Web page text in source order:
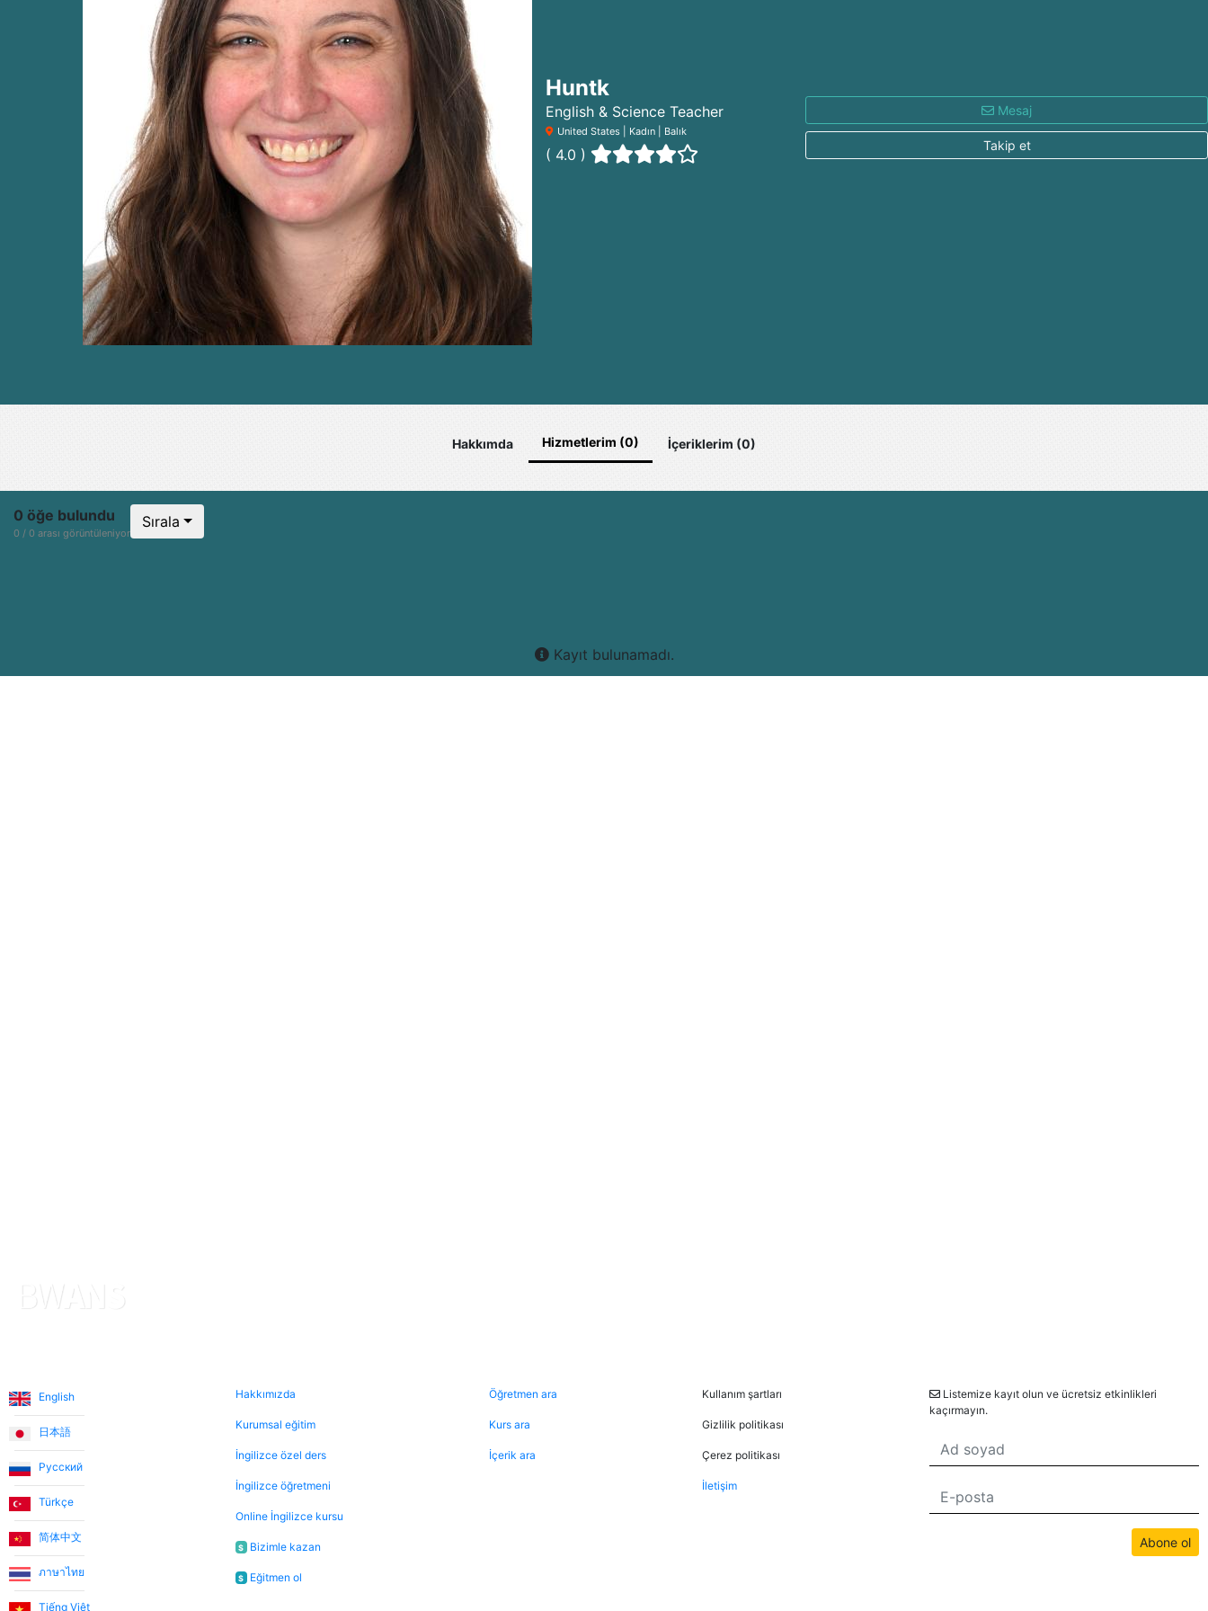
Huntk
English & Science Teacher
United States | Kadın | Balık
( 4.0 )
Mesaj
Takip et
Hakkımda Hizmetlerim (0) İçeriklerim (0)
0 öğe bulundu
0 / 0 arası görüntüleniyor
Sırala
Kayıt bulunamadı.
English
日本語
Русский
Türkçe
简体中文
ภาษาไทย
Tiếng Việt
Hakkımızda
Kurumsal eğitim
İngilizce özel ders
İngilizce öğretmeni
Online İngilizce kursu
$ Bizimle kazan
$ Eğitmen ol
Öğretmen ara
Kurs ara
İçerik ara
Kullanım şartları
Gizlilik politikası
Çerez politikası
İletişim
Listemize kayıt olun ve ücretsiz etkinlikleri
kaçırmayın.
Abone ol